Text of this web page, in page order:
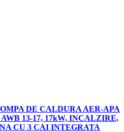
DE CALDURA AER-APA
AWB 13-17, 17kW, INCALZIRE,
CU 3 CAI INTEGRATA